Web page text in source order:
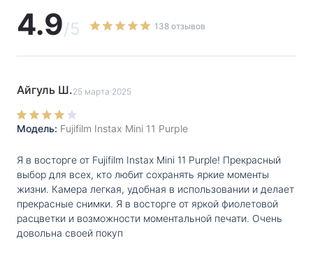
кадры, отличающиеся четкостью и детализацией.
метки «Selfie On». В портретном режиме камера
планом на удалении от 30 до 50 см от объекта. Для
расположено небольшое зеркало.
Автоматическая параметризация для
Фуджифильм Инстакс Мини 11
4.9/5 138 отзывов
Айгуль Ш.25 марта 2025
Модель: Fujifilm Instax Mini 11 Purple
Я в восторге от Fujifilm Instax Mini 11 Purple! Прекрасный
выбор для всех, кто любит сохранять яркие моменты
жизни. Камера легкая, удобная в использовании и делает
прекрасные снимки. Я в восторге от яркой фиолетовой
расцветки и возможности моментальной печати. Очень
довольна своей покуп